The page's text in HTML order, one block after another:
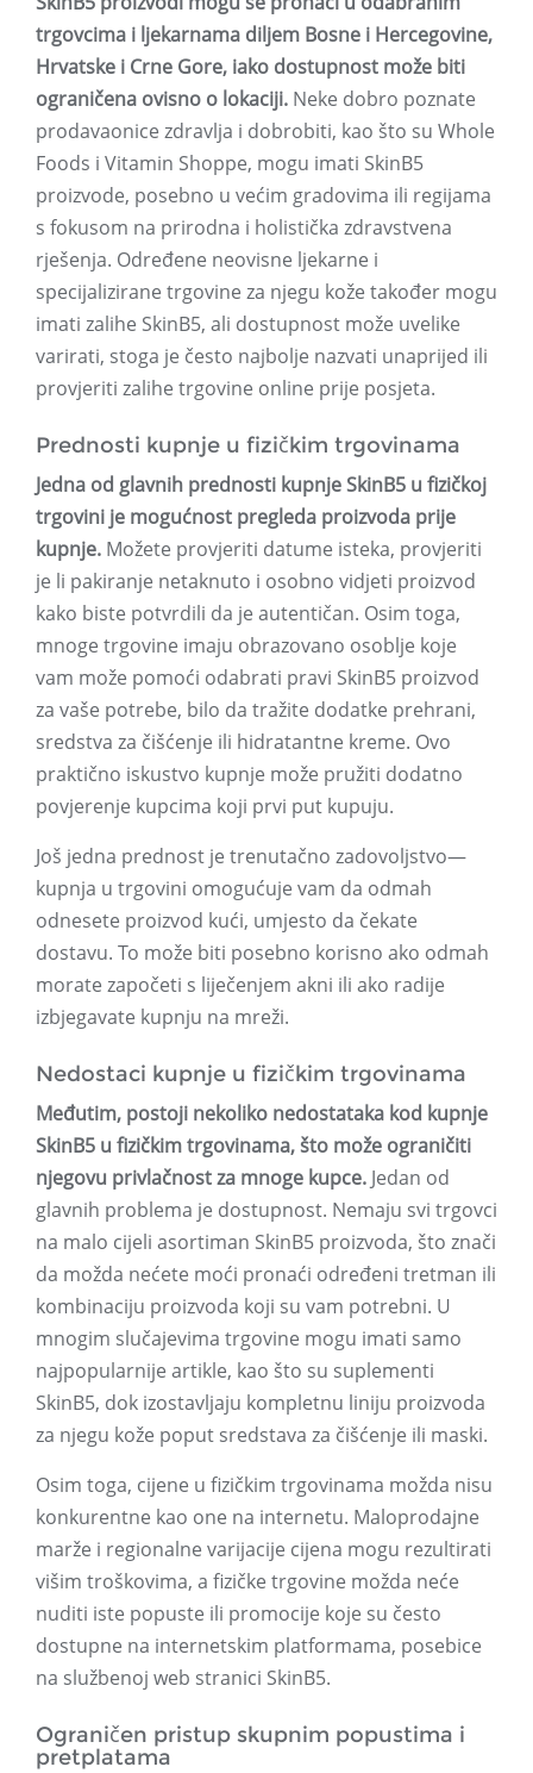
trgovcima i ljekarnama diljem Bosne i Hercegovine,
Hrvatske i Crne Gore, iako dostupnost može biti
ograničena ovisno o lokaciji. Neke dobro poznate
prodavaonice zdravlja i dobrobiti, kao što su Whole
Foods i Vitamin Shoppe, mogu imati SkinB5
proizvode, posebno u većim gradovima ili regijama
s fokusom na prirodna i holistička zdravstvena
rješenja. Određene neovisne ljekarne i
specijalizirane trgovine za njegu kože također mogu
imati zalihe SkinB5, ali dostupnost može uvelike
varirati, stoga je često najbolje nazvati unaprijed ili
provjeriti zalihe trgovine online prije posjeta.
Prednosti kupnje u fizičkim trgovinama
Jedna od glavnih prednosti kupnje SkinB5 u fizičkoj
trgovini je mogućnost pregleda proizvoda prije
kupnje. Možete provjeriti datume isteka, provjeriti
je li pakiranje netaknuto i osobno vidjeti proizvod
kako biste potvrdili da je autentičan. Osim toga,
mnoge trgovine imaju obrazovano osoblje koje
vam može pomoći odabrati pravi SkinB5 proizvod
za vaše potrebe, bilo da tražite dodatke prehrani,
sredstva za čišćenje ili hidratantne kreme. Ovo
praktično iskustvo kupnje može pružiti dodatno
povjerenje kupcima koji prvi put kupuju.
Još jedna prednost je trenutačno zadovoljstvo—
kupnja u trgovini omogućuje vam da odmah
odnesete proizvod kući, umjesto da čekate
dostavu. To može biti posebno korisno ako odmah
morate započeti s liječenjem akni ili ako radije
izbjegavate kupnju na mreži.
Nedostaci kupnje u fizičkim trgovinama
Međutim, postoji nekoliko nedostataka kod kupnje
SkinB5 u fizičkim trgovinama, što može ograničiti
njegovu privlačnost za mnoge kupce. Jedan od
glavnih problema je dostupnost. Nemaju svi trgovci
na malo cijeli asortiman SkinB5 proizvoda, što znači
da možda nećete moći pronaći određeni tretman ili
kombinaciju proizvoda koji su vam potrebni. U
mnogim slučajevima trgovine mogu imati samo
najpopularnije artikle, kao što su suplementi
SkinB5, dok izostavljaju kompletnu liniju proizvoda
za njegu kože poput sredstava za čišćenje ili maski.
Osim toga, cijene u fizičkim trgovinama možda nisu
konkurentne kao one na internetu. Maloprodajne
marže i regionalne varijacije cijena mogu rezultirati
višim troškovima, a fizičke trgovine možda neće
nuditi iste popuste ili promocije koje su često
dostupne na internetskim platformama, posebice
na službenoj web stranici SkinB5.
Ograničen pristup skupnim popustima i
pretplatama